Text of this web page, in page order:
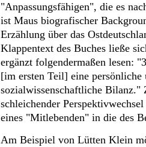
"Anpassungsfähigen", die es
ist Maus biografischer
Erzählung über das
Klappentext des Buches ließe
ergänzt folgendermaßen lesen:
[im ersten Teil] eine
sozialwissenschaftliche Bilanz."
schleichender
eines "Mitlebenden" in die des
Am Beispiel von Lütten Klein